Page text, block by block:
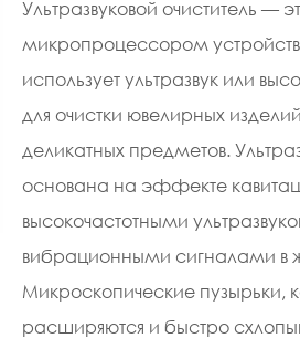
Ультразвуковой очиститель —
микропроцессором
использует ультразвук или
для очистки ювелирных
деликатных предметов.
основана на эффекте
высокочастотными
вибрационными сигналами в
Микроскопические пузырьки,
расширяются и быстро